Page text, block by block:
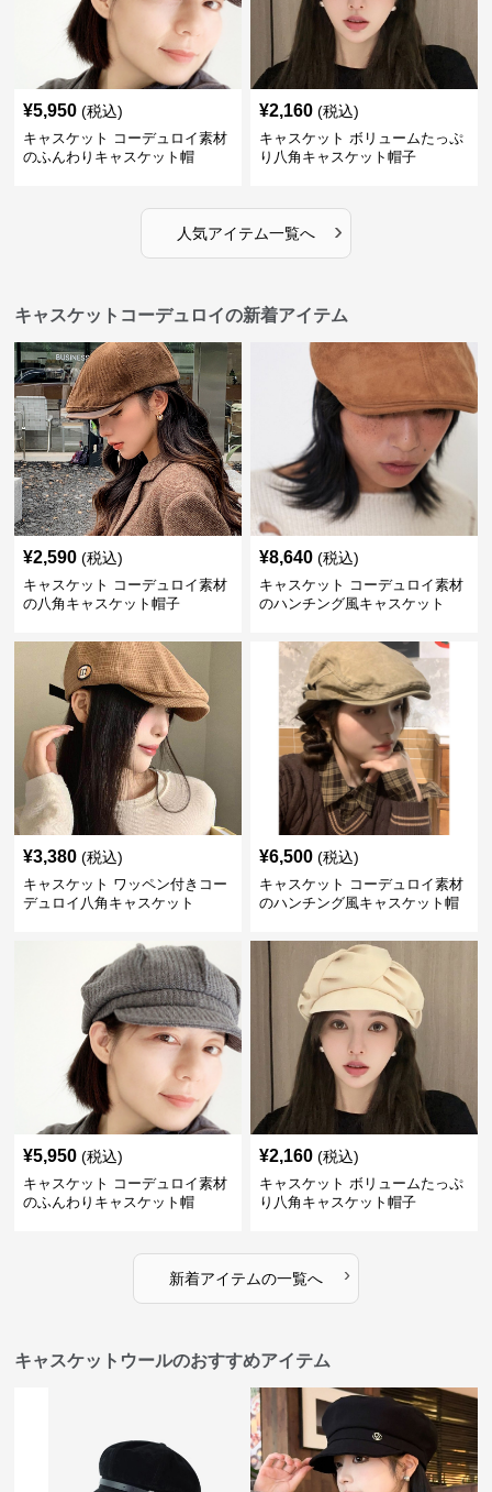
¥5,950 (税込)
キャスケット コーデュロイ素材
のふんわりキャスケット帽
¥2,160 (税込)
キャスケット ボリュームたっぷ
り八角キャスケット帽子
人気アイテム一覧へ ›
キャスケットコーデュロイの新着アイテム
¥2,590 (税込)
キャスケット コーデュロイ素材
の八角キャスケット帽子
¥8,640 (税込)
キャスケット コーデュロイ素材
のハンチング風キャスケット
¥3,380 (税込)
キャスケット ワッペン付きコー
デュロイ八角キャスケット
¥6,500 (税込)
キャスケット コーデュロイ素材
のハンチング風キャスケット帽
¥5,950 (税込)
キャスケット コーデュロイ素材
のふんわりキャスケット帽
¥2,160 (税込)
キャスケット ボリュームたっぷ
り八角キャスケット帽子
新着アイテムの一覧へ ›
キャスケットウールのおすすめアイテム